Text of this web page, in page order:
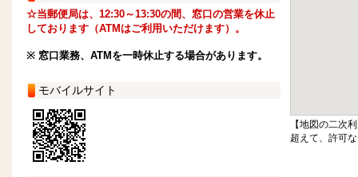
☆当郵便局は、12:30～13:30の間、窓口の営業を休止
しております（ATMはご利用いただけます）。
※ 窓口業務、ATMを一時休止する場合があります。
モバイルサイト
【地図の二次
超えて、許可